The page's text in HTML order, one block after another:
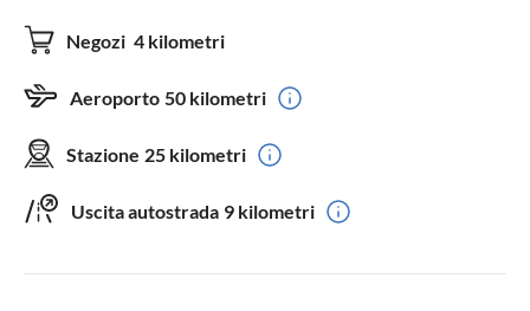
Negozi 4 kilometri
Aeroporto 50 kilometri
Stazione 25 kilometri
Uscita autostrada 9 kilometri